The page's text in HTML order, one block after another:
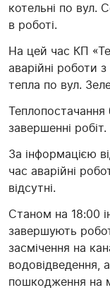
котельні по вул.
в роботі.
На цей час КП
аварійні роботи
тепла по вул.
Теплопостачання
завершенні робіт.
За інформацією
час аварійні
відсутні.
Станом на 18:00
завершують
засмічення на
водовідведення,
пошкодження на